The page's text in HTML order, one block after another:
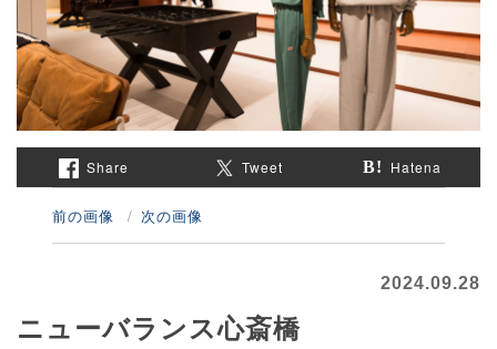
Share Tweet Hatena
前の画像 次の画像
2024.09.28
ニューバランス心斎橋